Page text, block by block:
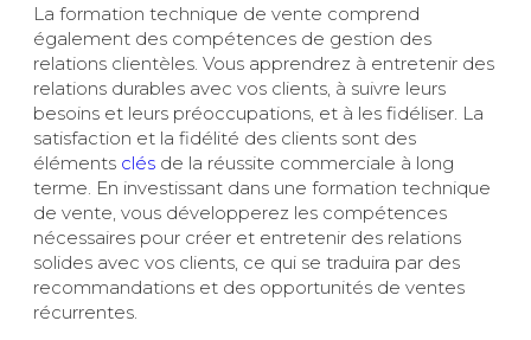
La formation technique de vente comprend
également des compétences de gestion des
relations clientèles. Vous apprendrez à entretenir des
relations durables avec vos clients, à suivre leurs
besoins et leurs préoccupations, et à les fidéliser. La
satisfaction et la fidélité des clients sont des
éléments clés de la réussite commerciale à long
terme. En investissant dans une formation technique
de vente, vous développerez les compétences
nécessaires pour créer et entretenir des relations
solides avec vos clients, ce qui se traduira par des
recommandations et des opportunités de ventes
récurrentes.